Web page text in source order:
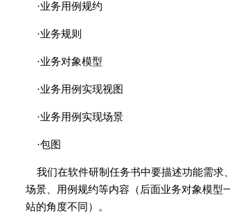
·业务用例规约
·业务规则
·业务对象模型
·业务用例实现视图
·业务用例实现场景
·包图
我们在软件研制任务书中要描述功能需求
场景、用例规约等内容（后面业务对象模型
站的角度不同）。